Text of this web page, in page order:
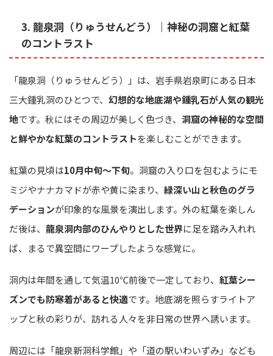
3. 龍泉洞（りゅうせんどう）｜神秘の洞窟と紅葉
のコントラスト
「龍泉洞（りゅうせんどう）」は、岩手県岩泉町にある日本
三大鍾乳洞のひとつで、 幻想的な地底湖や鍾乳石が人気の観光
地です。秋にはその周辺が美しく色づき、 洞窟の神秘的な空間
と鮮やかな紅葉のコントラストを楽しむことができます。
紅葉の見頃は10月中旬〜下旬。洞窟の入り口を包むようにモ
ミジやナナカマドが赤や黄に染まり、 緑深い山と秋色のグラ
デーションが印象的な風景を演出します。外の紅葉を楽しん
だ後は、 龍泉洞内部のひんやりとした世界に足を踏み入れれ
ば、まるで異空間にワープしたような感覚に。
洞内は年間を通して気温10℃前後で一定しており、 紅葉シー
ズンでも防寒着があると快適です。地底湖を照らすライトア
ップと秋の彩りが、訪れる人々を非日常の世界へ誘います。
周辺には「龍泉新洞科学館」や「道の駅いわいずみ」なども